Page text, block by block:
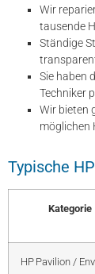
Wir
tausende
Ständige
Sie haben
Techniker
Wir bieten
möglichen
Typische
Kategorie
HP Pavilion /